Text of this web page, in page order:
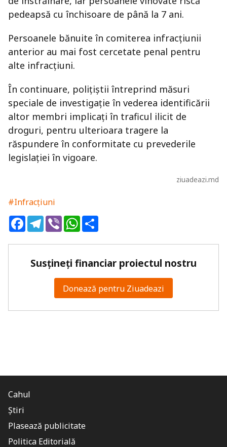
pedeapsă cu închisoare de până la 7 ani.
Persoanele bănuite în comiterea infracțiunii
anterior au mai fost cercetate penal pentru
alte infracțiuni.
În continuare, polițiștii întreprind măsuri
speciale de investigație în vederea identificării
altor membri implicați în traficul ilicit de
droguri, pentru ulterioara tragere la
răspundere în conformitate cu prevederile
legislației în vigoare.
ziuadeazi.md
#Infracțiuni
FacebookTelegram
ViberWhatsApp
Susțineți financiar proiectul nostru
Donează pentru Ziuadeazi
Cahul
Știri
Plasează publicitate
Politica Editorială